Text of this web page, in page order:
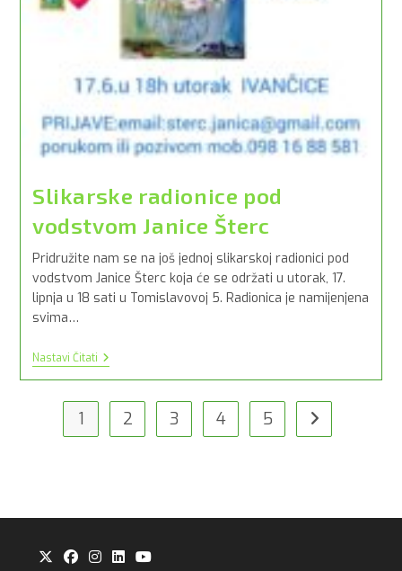
Slikarske radionice pod
vodstvom Janice Šterc
Pridružite nam se na još jednoj slikarskoj radionici pod
vodstvom Janice Šterc koja će se održati u utorak, 17.
lipnja u 18 sati u Tomislavovoj 5. Radionica je namijenjena
svima…
Nastavi ČitatiSlikarske
Radionice
Pod
Vodstvom
Janice
Šterc
1 2 3 4 5 Idi na slijedeću